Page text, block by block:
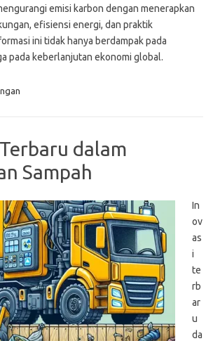
emisi karbon dengan menerapkan
efisiensi energi, dan praktik
ini tidak hanya berdampak pada
pada keberlanjutan ekonomi global.
dalam
Sampah
In
ov
as
i
te
rb
ar
u
da